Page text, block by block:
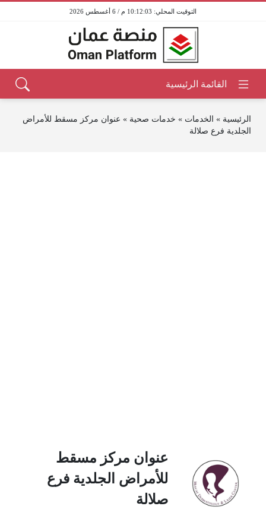
10:12:03 م / 6 أغسطس 2026
الرئيسية » الخدمات » خدمات صحية » عنوان مركز مسقط للأمراض
الجلدية فرع صلالة
عنوان مركز مسقط
للأمراض الجلدية فرع
صلالة